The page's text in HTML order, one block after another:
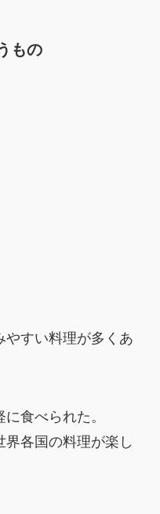
もの
すい料理が多くあ
食べられた。
各国の料理が楽し